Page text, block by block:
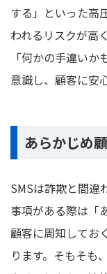
する」といった高
われるリスクが高
「何かの手違い
意識し、顧客に安
あらかじめ
SMSは詐欺と間違
事項がある際は「
顧客に周知してお
ります。そもそも